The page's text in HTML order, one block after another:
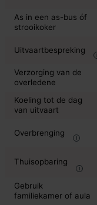
As in een as-bus óf
strooikoker
Uitvaartbespreking
Verzorging van de
overledene
Koeling tot de dag
van uitvaart
Overbrenging
Thuisopbaring
Gebruik
familiekamer of aula